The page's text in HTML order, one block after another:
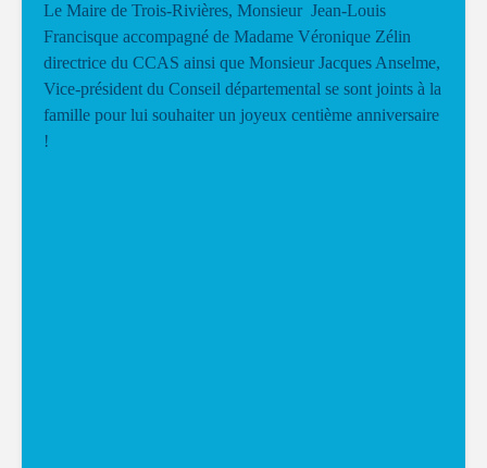
Le Maire de Trois-Rivières, Monsieur Jean-Louis
Francisque accompagné de Madame Véronique Zélin
directrice du CCAS ainsi que Monsieur Jacques Anselme,
Vice-président du Conseil départemental se sont joints à la
famille pour lui souhaiter un joyeux centième anniversaire
!